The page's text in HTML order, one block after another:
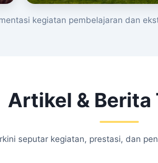
kegiatan pembelajaran dan
Artikel & Berita
seputar kegiatan, prestasi, dan